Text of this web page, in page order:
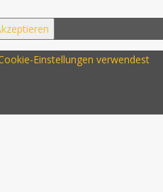
Einstellungen verwendest